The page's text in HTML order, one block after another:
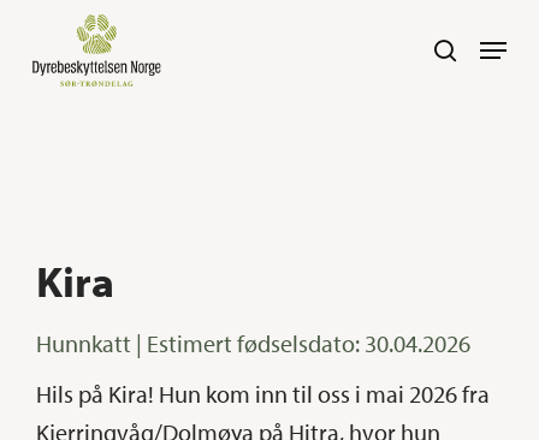
search
Kira
Hunnkatt | Estimert fødselsdato: 30.04.2026
Hils på Kira! Hun kom inn til oss i mai 2026 fra
Kjerringvåg/Dolmøya på Hitra, hvor hun